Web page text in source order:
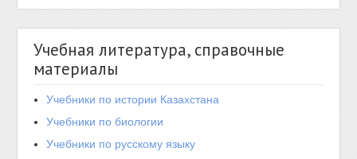
Учебная литература, справочные
материалы
Учебники по истории Казахстана
Учебники по биологии
Учебники по русскому языку